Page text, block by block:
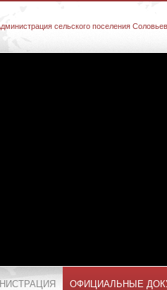
сельского поселения
ОФИЦИАЛЬНЫЕ